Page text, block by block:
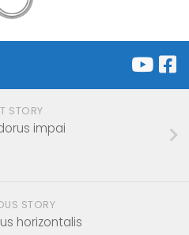
STORY
impai
STORY
horizontalis